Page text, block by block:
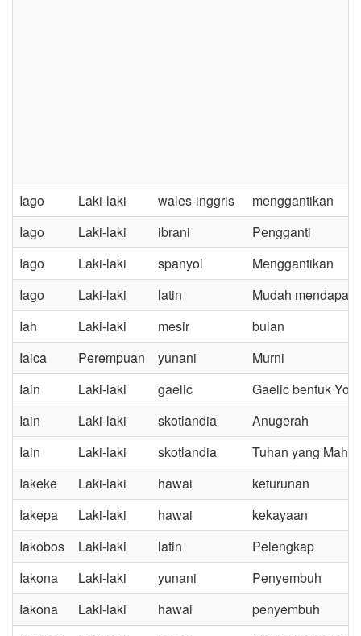
Iago Laki-laki wales-inggris
menggantikan
Iago
Laki-laki ibrani
Pengganti
Iago
Laki-laki spanyol
Menggantikan
Iago
Laki-laki latin
Mudah
Iah
Laki-laki mesir
bulan
Iaica
Perempuan yunani
Murni
Iain
Laki-laki gaelic
Gaelic bentuk
Iain
Laki-laki skotlandia
Anugerah
Iain
Laki-laki skotlandia
Tuhan yang Maha
Iakeke
Laki-laki hawai
keturunan
Iakepa
Laki-laki hawai
kekayaan
Iakobos
Laki-laki latin
Pelengkap
Iakona
Laki-laki yunani
Penyembuh
Iakona
Laki-laki hawai
penyembuh